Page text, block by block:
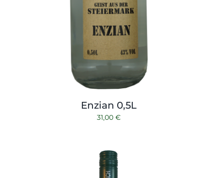
Enzian 0,5L
31,00 €